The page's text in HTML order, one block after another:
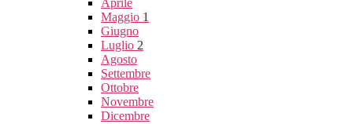
Aprile
Maggio 1
Giugno
Luglio 2
Agosto
Settembre
Ottobre
Novembre
Dicembre